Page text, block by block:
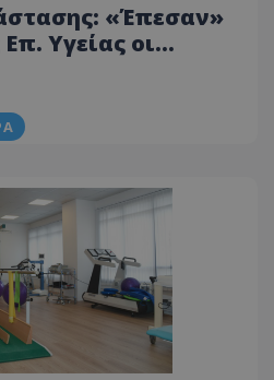
«Έπεσαν»
Υγείας οι
για το
βήματα